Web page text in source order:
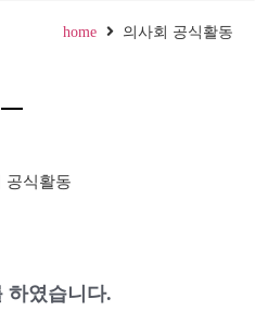
home 의사회 공식활동
공식활동
하였습니다.